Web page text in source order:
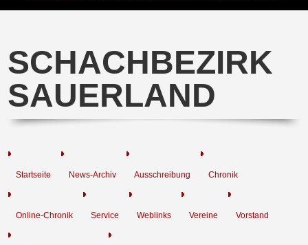
SCHACHBEZIRK
SAUERLAND
Startseite News-Archiv Ausschreibung Chronik
Online-Chronik Service Weblinks Vereine Vorstand